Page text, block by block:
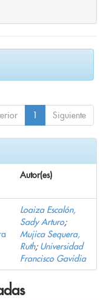
1 Siguiente
Autor(es)
Loaiza Escalón,
Sady Arturo;
Mujica Sequera,
Ruth; Universidad
Francisco Gavidia